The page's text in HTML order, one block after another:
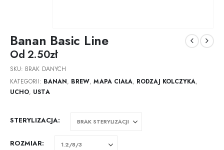
Banan Basic Line
Od 2.50zł
SKU: BRAK DANYCH
KATEGORII: BANAN, BREW,MAPA CIAŁA, RODZAJ KOLCZYKA,
UCHO, USTA
STERYLIZACJA
ROZMIAR